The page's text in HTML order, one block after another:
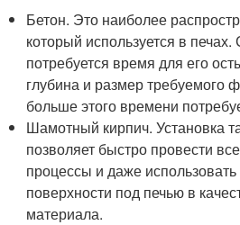
Бетон. Это наиболее
который используется в печах.
потребуется время для его
глубина и размер требуемого
больше этого времени
Шамотный кирпич. Установка
позволяет быстро провести
процессы и даже
поверхности под печью в
материала.